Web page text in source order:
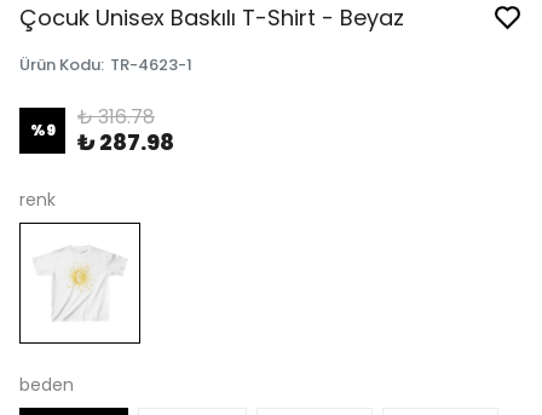
Çocuk Unisex Baskılı T-Shirt - Beyaz
Ürün Kodu: TR-4623-1
%9 ₺ 316.78
₺ 287.98
renk
beden